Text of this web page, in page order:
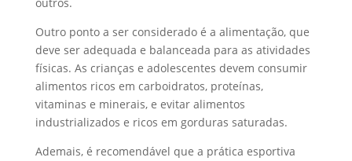
Outro ponto a ser considerado é a alimentação, que
deve ser adequada e balanceada para as atividades
físicas. As crianças e adolescentes devem consumir
alimentos ricos em carboidratos, proteínas,
vitaminas e minerais, e evitar alimentos
industrializados e ricos em gorduras saturadas.
Ademais, é recomendável que a prática esportiva